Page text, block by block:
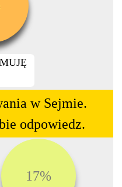
w Sejmie.
odpowiedz.
17%